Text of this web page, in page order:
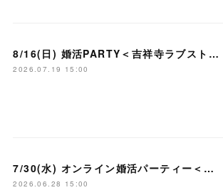
8/16(日) 婚活PARTY＜吉祥寺ラブストーリー＞
2026.07.19 15:00
7/30(水) オンライン婚活パーティー＜大宮ラブストーリー＞
2026.06.28 15:00